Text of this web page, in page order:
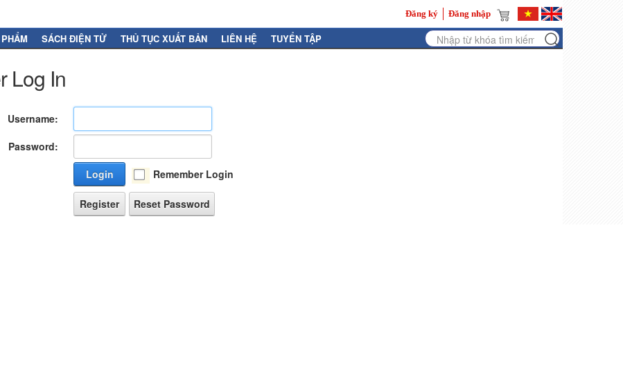
Đăng ký Đăng nhập
SÁCH ĐIỆN TỬ THỦ TỤC XUẤT BẢN LIÊN HỆ TUYỂN TẬP
Log In
Username:
Password:
Login
Remember Login
Register Reset Password